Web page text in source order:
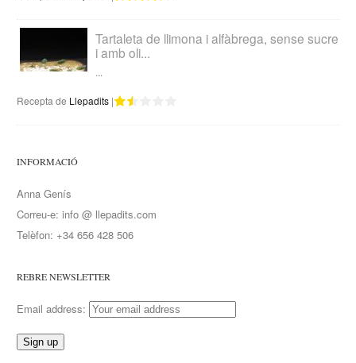
Tartaleta de llimona i alfàbrega, sense sucre
i amb oli...
...
Recepta de Llepadits |
INFORMACIÓ
Anna Genís
Correu-e: info @ llepadits.com
Telèfon: +34 656 428 506
REBRE NEWSLETTER
Email address: